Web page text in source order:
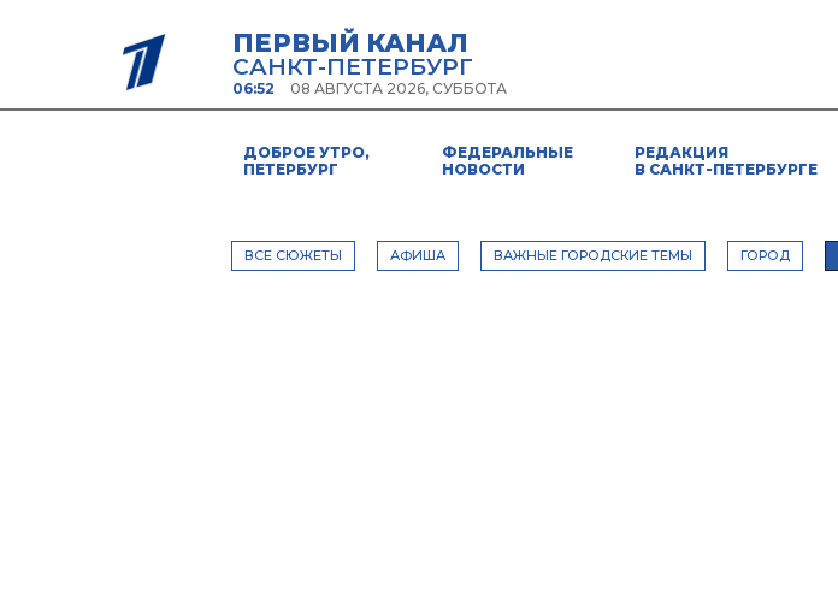
ПЕРВЫЙ КАНАЛ
САНКТ-ПЕТЕРБУРГ
06:52 08 АВГУСТА 2026, СУББОТА
ДОБРОЕ УТРО,
ПЕТЕРБУРГ
ФЕДЕРАЛЬНЫЕ
НОВОСТИ
РЕДАКЦИЯ
В САНКТ-ПЕТЕРБУРГЕ
ВСЕ СЮЖЕТЫ АФИША ВАЖНЫЕ ГОРОДСКИЕ ТЕМЫ ГОРОД